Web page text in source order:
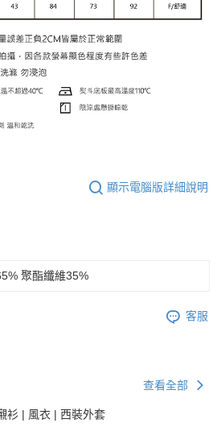
顯示電腦版詳細說明
聚酯纖維35%
客服
查看全部
衫 | 風衣 | 西裝外套